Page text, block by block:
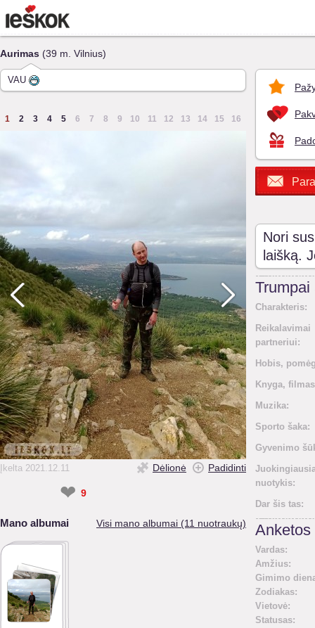
Aurimas (39 m. Vilnius)
VAU
1 2 3 4 5 6 7 8 9 10 11 12 13 14 15 16
Įkelta 2021.12.11 Dėlionė Padidinti
❤ 9
Mano albumai Visi mano albumai (11 nuotraukų)
Nori
laišką.
Trumpai
Charakteris:
Reikalavimai
partneriui:
Hobis,
Knyga,
Muzika:
Sporto šaka:
Gyvenimo
nuotykis:
Dar šis tas:
Anketos
Vardas:
Amžius:
Gimimo
Zodiakas:
Vietovė:
Statusas: